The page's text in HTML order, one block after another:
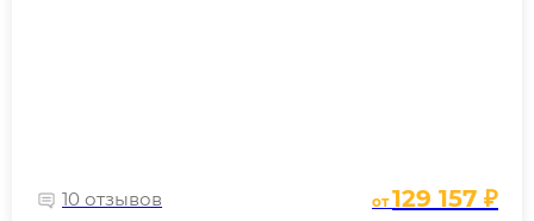
10 отзывов от129 157 ₽